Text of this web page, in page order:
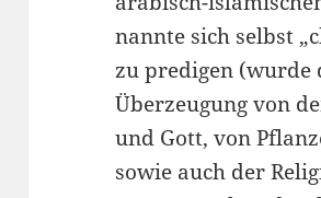
nannte sich selbst
zu predigen (wurde
Überzeugung von
und Gott, von
sowie auch der